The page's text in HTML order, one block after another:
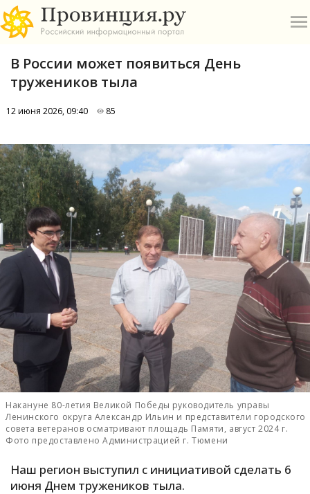
А
Б
В
Е
И
К
О
С
Т
У
В России может появиться День
тружеников тыла
12 июня 2026, 09:40 85
Накануне 80-летия Великой Победы руководитель управы
Ленинского округа Александр Ильин и представители городского
совета ветеранов осматривают площадь Памяти, август 2024 г.
Фото предоставлено Администрацией г. Тюмени
Наш регион выступил с инициативой сделать 6
июня Днем тружеников тыла.